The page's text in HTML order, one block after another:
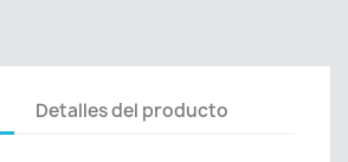
Detalles del producto